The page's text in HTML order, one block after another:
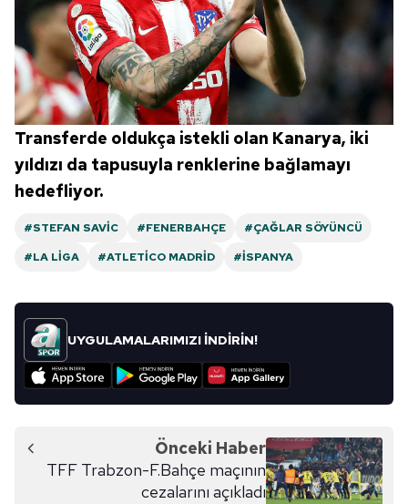
Transferde oldukça istekli olan Kanarya, iki
yıldızı da tapusuyla renklerine bağlamayı
hedefliyor.
#STEFAN SAVIC #FENERBAHÇE
#ÇAĞLAR SÖYÜNCÜ
#LA LIGA
#ATLETICO MADRID #İSPANYA
UYGULAMALARIMIZI İNDİRİN!
Önceki Haber
TFF Trabzon-F.Bahçe maçının
cezalarını açıkladı